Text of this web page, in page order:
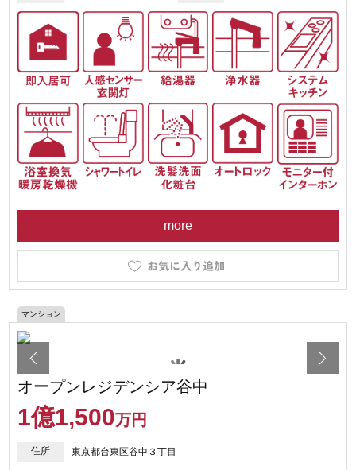
more
マンション
オープンレジデンシア谷中
1億1,500万円
住所 東京都台東区谷中３丁目